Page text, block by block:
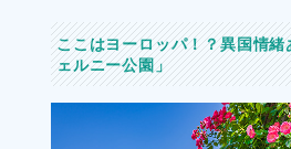
ここはヨーロッパ！？異国情緒
ェルニー公園」